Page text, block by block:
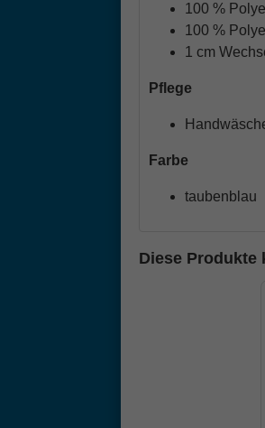
100 %
100 %
1 cm
Pflege
Farbe
taubenblau
Diese Produkte